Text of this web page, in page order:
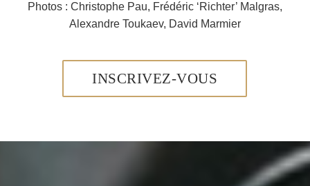
Photos : Christophe Pau, Frédéric ‘Richter’ Malgras,
Alexandre Toukaev, David Marmier
INSCRIVEZ-VOUS